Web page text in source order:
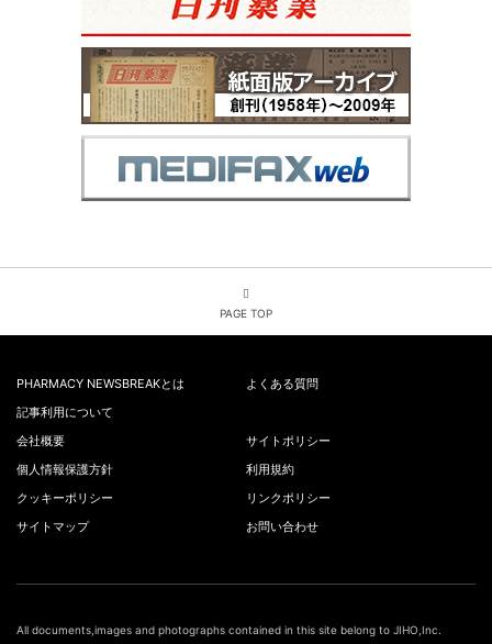
PAGE TOP
PHARMACY NEWSBREAKとは
よくある質問
記事利用について
会社概要
サイトポリシー
個人情報保護方針
利用規約
クッキーポリシー
リンクポリシー
サイトマップ
お問い合わせ
All documents,images and photographs contained in this site belong to JIHO,Inc.